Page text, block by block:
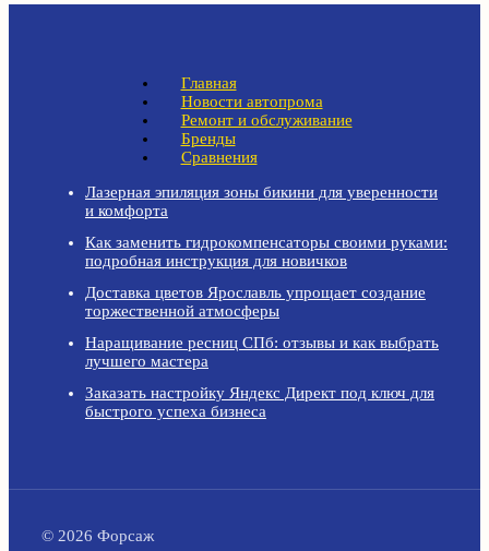
Главная
Новости автопрома
Ремонт и обслуживание
Бренды
Сравнения
Лазерная эпиляция зоны бикини для уверенности
и комфорта
Как заменить гидрокомпенсаторы своими руками:
подробная инструкция для новичков
Доставка цветов Ярославль упрощает создание
торжественной атмосферы
Наращивание ресниц СПб: отзывы и как выбрать
лучшего мастера
Заказать настройку Яндекс Директ под ключ для
быстрого успеха бизнеса
© 2026 Форсаж